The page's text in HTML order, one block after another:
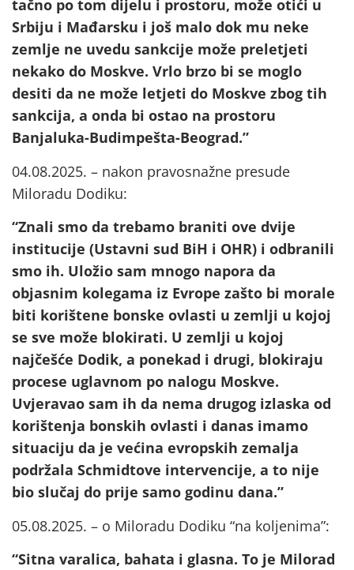
tačno po tom dijelu i prostoru, može otići u
Srbiju i Mađarsku i još malo dok mu neke
zemlje ne uvedu sankcije može preletjeti
nekako do Moskve. Vrlo brzo bi se moglo
desiti da ne može letjeti do Moskve zbog tih
sankcija, a onda bi ostao na prostoru
Banjaluka-Budimpešta-Beograd.”
04.08.2025. – nakon pravosnažne presude
Miloradu Dodiku:
“Znali smo da trebamo braniti ove dvije
institucije (Ustavni sud BiH i OHR) i odbranili
smo ih. Uložio sam mnogo napora da
objasnim kolegama iz Evrope zašto bi morale
biti korištene bonske ovlasti u zemlji u kojoj
se sve može blokirati. U zemlji u kojoj
najčešće Dodik, a ponekad i drugi, blokiraju
procese uglavnom po nalogu Moskve.
Uvjeravao sam ih da nema drugog izlaska od
korištenja bonskih ovlasti i danas imamo
situaciju da je većina evropskih zemalja
podržala Schmidtove intervencije, a to nije
bio slučaj do prije samo godinu dana.”
05.08.2025. – o Miloradu Dodiku “na koljenima”:
“Sitna varalica, bahata i glasna. To je Milorad